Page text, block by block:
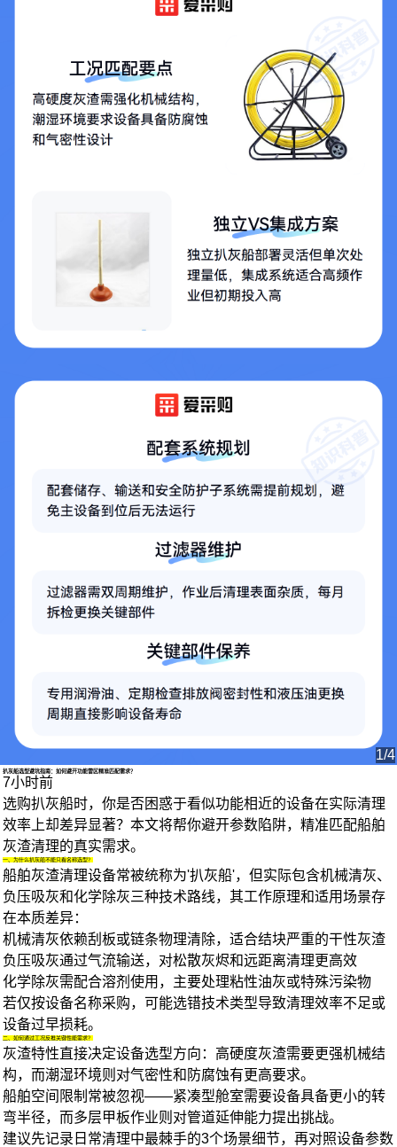
1/4
扒灰船选型避坑指南：如何避开功能雷区精准匹配需求？
7小时前
选购扒灰船时，你是否困惑于看似功能相近的设备在实际清理
效率上却差异显著？本文将帮你避开参数陷阱，精准匹配船舶
灰渣清理的真实需求。
一、为什么扒灰船不能只看名称选型？
船舶灰渣清理设备常被统称为'扒灰船'，但实际包含机械清灰、
负压吸灰和化学除灰三种技术路线，其工作原理和适用场景存
在本质差异：
机械清灰依赖刮板或链条物理清除，适合结块严重的干性灰渣
负压吸灰通过气流输送，对松散灰烬和远距离清理更高效
化学除灰需配合溶剂使用，主要处理粘性油灰或特殊污染物
若仅按设备名称采购，可能选错技术类型导致清理效率不足或
设备过早损耗。
二、如何通过工况反推关键性能需求？
灰渣特性直接决定设备选型方向：高硬度灰渣需要更强机械结
构，而潮湿环境则对气密性和防腐蚀有更高要求。
船舶空间限制常被忽视——紧凑型舱室需要设备具备更小的转
弯半径，而多层甲板作业则对管道延伸能力提出挑战。
建议先记录日常清理中最棘手的3个场景细节，再对照设备参数